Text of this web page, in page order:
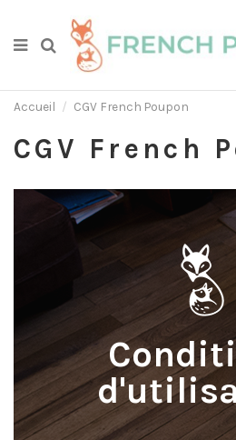
Accueil CGV French Poupon
CGV French